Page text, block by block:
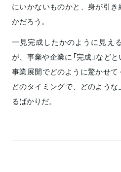
にいかないものかと、身が引
かだろう。
一見完成したかのように見え
が、事業や企業に「完成」など
事業展開でどのように驚かせ
どのタイミングで、どのよう
るばかりだ。